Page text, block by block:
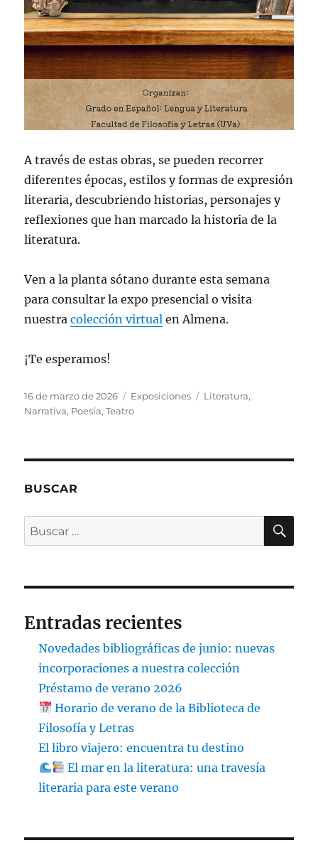
A través de estas obras, se pueden recorrer
diferentes épocas, estilos y formas de expresión
literaria, descubriendo historias, personajes y
reflexiones que han marcado la historia de la
literatura.
Ven a la planta sótano durante esta semana
para consultar la expo presencial o visita
nuestracolección virtual en Almena.
¡Te esperamos!
Publicado
el
16 de marzo de 2026 Categorías
Exposiciones Etiquetas
Literatura,
Narrativa, Poesía,Teatro
BUSCAR
Buscar
por:
Entradas recientes
Novedades bibliográficas de junio: nuevas
incorporaciones a nuestra colección
Préstamo de verano 2026
Horario de verano de la Biblioteca de
Filosofía y Letras
El libro viajero: encuentra tu destino
El mar en la literatura: una travesía
literaria para este verano